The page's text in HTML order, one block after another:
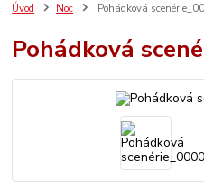
Úvod Noc Pohádková
Pohádková